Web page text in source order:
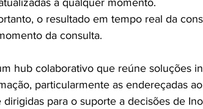
o resultado em tempo real da
da consulta.
hub colaborativo que reúne soluções
particularmente as endereçadas
dirigidas para o suporte a decisões de